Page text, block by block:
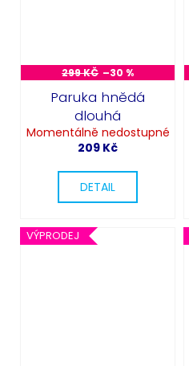
299 KČ –30 %
Paruka hnědá
dlouhá
Momentálně nedostupné
209 Kč
DETAIL
VÝPRODEJ